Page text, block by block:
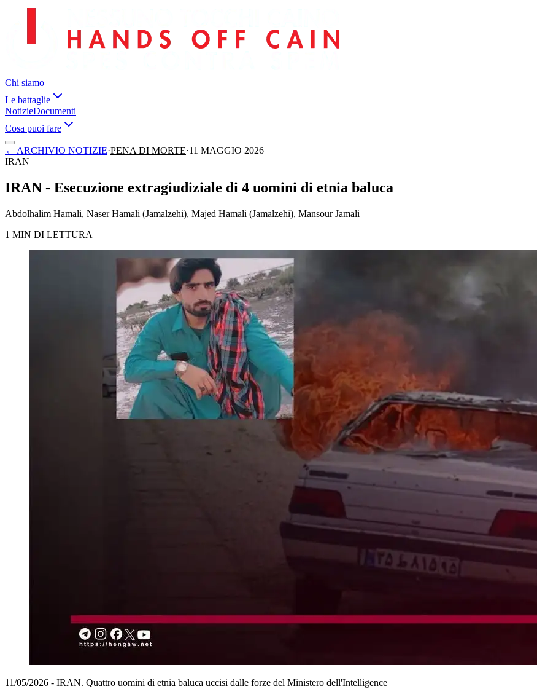
Chi siamo
Le battaglie
NotizieDocumenti
Cosa puoi fare
← ARCHIVIO NOTIZIE·PENA DI MORTE·11 MAGGIO 2026
IRAN
IRAN - Esecuzione extragiudiziale di 4 uomini di etnia baluca
Abdolhalim Hamali, Naser Hamali (Jamalzehi), Majed Hamali (Jamalzehi), Mansour Jamali
1 MIN DI LETTURA
11/05/2026 - IRAN. Quattro uomini di etnia baluca uccisi dalle forze del Ministero dell'Intelligence